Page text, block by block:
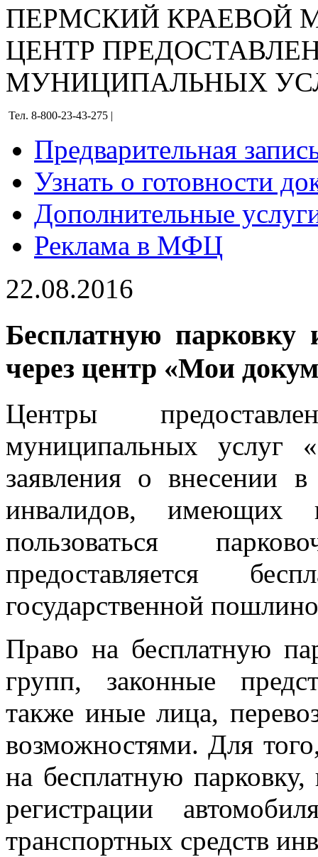
ПЕРМСКИЙ КРАЕВОЙ
ЦЕНТР
МУНИЦИПАЛЬНЫХ
Тел. 8-800-23-43-275 |
Предварительная
Узнать о готовности
Дополнительные
Реклама в МФЦ
22.08.2016
Бесплатную
через центр «Мои
Центры
муниципальных услуг
заявления о внесении в
инвалидов, имеющих
пользоваться
предоставляется
государственной
Право на бесплатную
групп, законные
также иные лица,
возможностями. Для
на бесплатную
регистрации
транспортных средств